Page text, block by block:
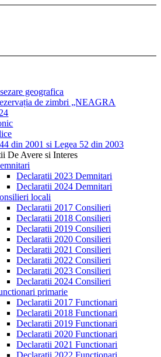
geografica
de zimbri „NEAGRA
din 2001 si Legea 52 din 2003
De Avere si Interes
Declaratii 2023 Demnitari
Declaratii 2024 Demnitari
locali
Declaratii 2017 Consilieri
Declaratii 2018 Consilieri
Declaratii 2019 Consilieri
Declaratii 2020 Consilieri
Declaratii 2021 Consilieri
Declaratii 2022 Consilieri
Declaratii 2023 Consilieri
Declaratii 2024 Consilieri
primarie
Declaratii 2017 Functionari
Declaratii 2018 Functionari
Declaratii 2019 Functionari
Declaratii 2020 Functionari
Declaratii 2021 Functionari
Declaratii 2022 Functionari